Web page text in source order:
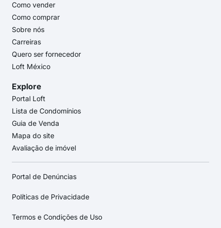
Como vender
Como comprar
Sobre nós
Carreiras
Quero ser fornecedor
Loft México
Explore
Portal Loft
Lista de Condomínios
Guia de Venda
Mapa do site
Avaliação de imóvel
Portal de Denúncias
Políticas de Privacidade
Termos e Condições de Uso